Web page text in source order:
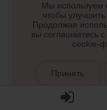
Мы используем
чтобы улучшить
Продолжая
вы соглашаетесь
cookie-
Принять